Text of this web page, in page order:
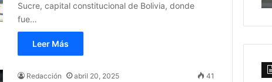
Sucre, capital constitucional de Bolivia, donde
fue…
Leer Más
Redacción abril 20, 2025 41